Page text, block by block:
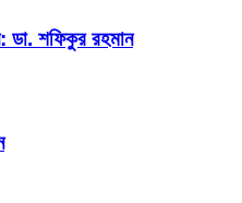
ডা. শফিকুর রহমান